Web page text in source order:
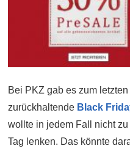
Bei PKZ gab es zum
zurückhaltende Black
wollte in jedem Fall nicht
Tag lenken. Das könnte